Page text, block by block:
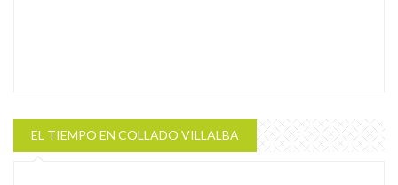
EL TIEMPO EN COLLADO VILLALBA